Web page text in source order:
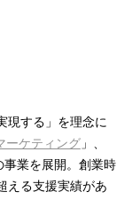
現する」を理念に
ーケティング」、
事業を展開。創業時
える支援実績があ